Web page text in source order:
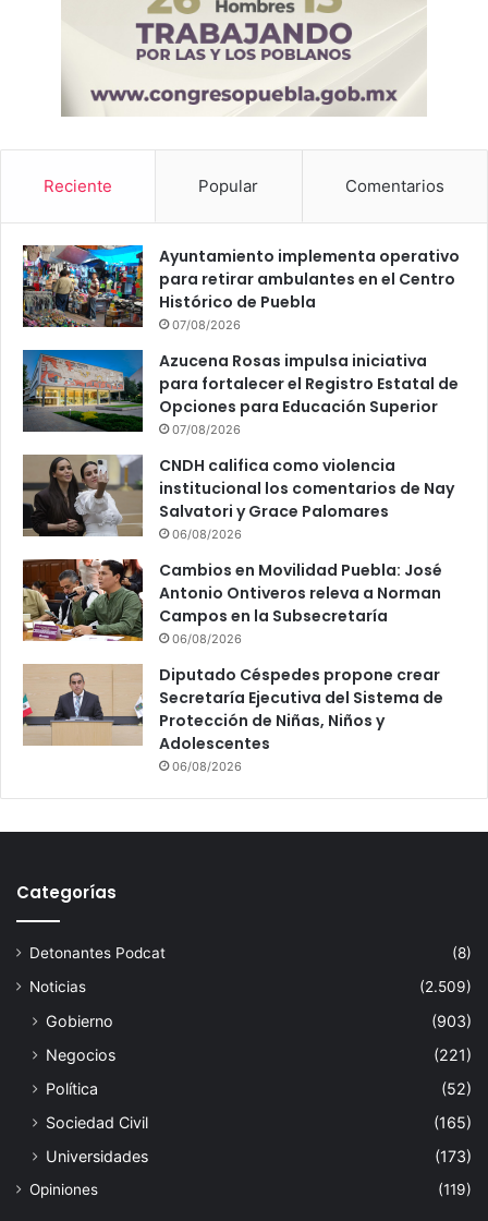
Reciente Popular Comentarios
Ayuntamiento implementa operativo
para retirar ambulantes en el Centro
Histórico de Puebla
07/08/2026
Azucena Rosas impulsa iniciativa
para fortalecer el Registro Estatal de
Opciones para Educación Superior
07/08/2026
CNDH califica como violencia
institucional los comentarios de Nay
Salvatori y Grace Palomares
06/08/2026
Cambios en Movilidad Puebla: José
Antonio Ontiveros releva a Norman
Campos en la Subsecretaría
06/08/2026
Diputado Céspedes propone crear
Secretaría Ejecutiva del Sistema de
Protección de Niñas, Niños y
Adolescentes
06/08/2026
Categorías
Detonantes Podcat
(8)
Noticias
(2.509)
Gobierno
(903)
Negocios
(221)
Política
(52)
Sociedad Civil
(165)
Universidades
(173)
Opiniones (119)